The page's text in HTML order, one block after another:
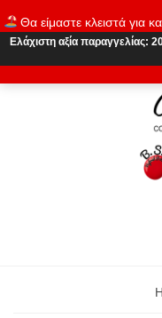
Θα είμαστε κλειστά για
παραγγελίες θα
to
content
Ελάχιστη αξία παραγγελίας: